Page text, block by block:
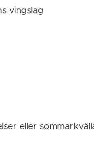
vingslag
eller